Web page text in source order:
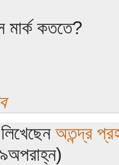
মার্ক কততে?
অতন্দ্র